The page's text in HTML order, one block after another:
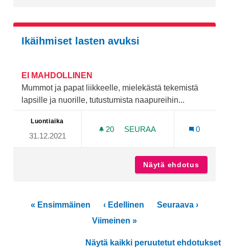
Ikäihmiset lasten avuksi
EI MAHDOLLINEN
Mummot ja papat liikkeelle, mielekästä tekemistä
lapsille ja nuorille, tutustumista naapureihin...
Luontiaika
31.12.2021
20 20 SEURAAJAA
SEURAA
0
Näytä ehdotus
« Ensimmäinen ‹ Edellinen
Seuraava ›
Viimeinen »
Näytä kaikki peruutetut ehdotukset